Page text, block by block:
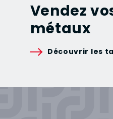
Vendez
métaux
Découvrir les